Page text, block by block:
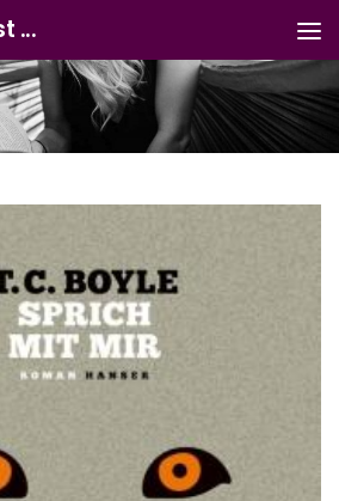
...